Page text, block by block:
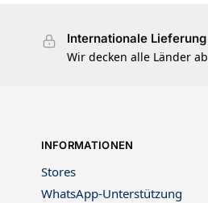
Internationale Lieferung
Wir decken alle Länder ab
INFORMATIONEN
Stores
WhatsApp-Unterstützung